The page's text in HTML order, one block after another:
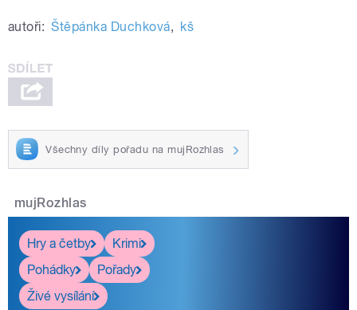
autoři: Štěpánka Duchková, kš
Všechny díly pořadu na mujRozhlas
mujRozhlas
Hry a četby
Krimi
Pohádky
Pořady
Živé vysílání